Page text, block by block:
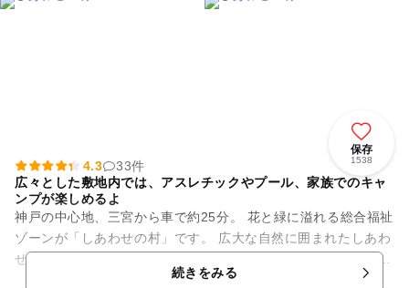
保存
1538
4.3
33件
広々とした敷地内では、アスレチックやプール、家族でのキャ
ンプが楽しめるよ
神戸の中心地、三宮から車で約25分。 花と緑に溢れる総合福祉
ゾーンが「しあわせの村」です。 広大な自然に囲まれたしあわ
せの村では、 芝生広場で楽しく遊びまわったり、日本庭園での
続きをみる